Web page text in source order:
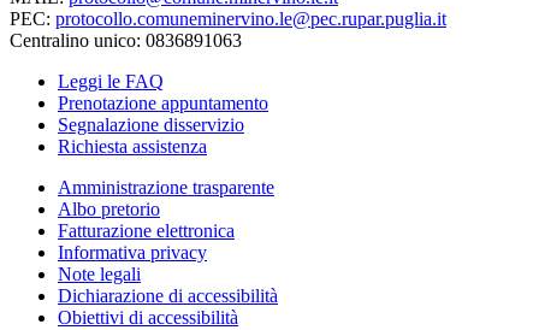
PEC: protocollo.comuneminervino.le@pec.rupar.puglia.it
Centralino unico: 0836891063
Leggi le FAQ
Prenotazione appuntamento
Segnalazione disservizio
Richiesta assistenza
Amministrazione trasparente
Albo pretorio
Fatturazione elettronica
Informativa privacy
Note legali
Dichiarazione di accessibilità
Obiettivi di accessibilità